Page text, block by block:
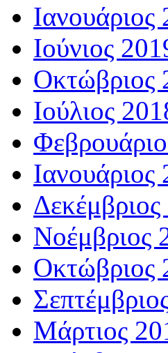
Ιανουάριος
Ιούνιος
Οκτώβριος
Ιούλιος
Ιανουάριος
Νοέμβριος
Οκτώβριος
Μάρτιος